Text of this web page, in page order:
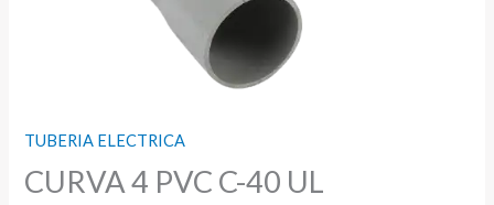
TUBERIA ELECTRICA
CURVA 4 PVC C-40 UL